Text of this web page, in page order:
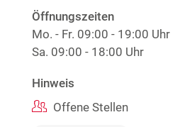
Öffnungszeiten
Mo. - Fr. 09:00 - 19:00 Uhr
Sa. 09:00 - 18:00 Uhr
Hinweis
Offene Stellen